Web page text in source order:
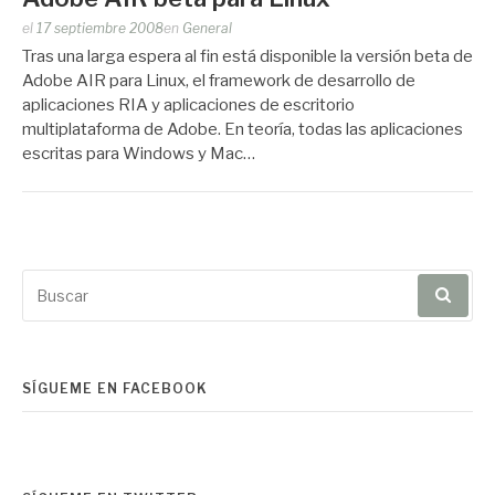
Publicado
por
el 17 septiembre 2008en General
Tras una larga espera al fin está disponible la versión beta de
Adobe AIR para Linux, el framework de desarrollo de
aplicaciones RIA y aplicaciones de escritorio
multiplataforma de Adobe. En teoría, todas las aplicaciones
escritas para Windows y Mac…
por:
SÍGUEME EN FACEBOOK